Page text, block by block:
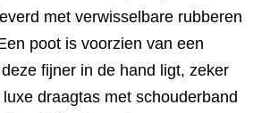
met verwisselbare rubberen
poot is voorzien van een
fijner in de hand ligt, zeker
draagtas met schouderband